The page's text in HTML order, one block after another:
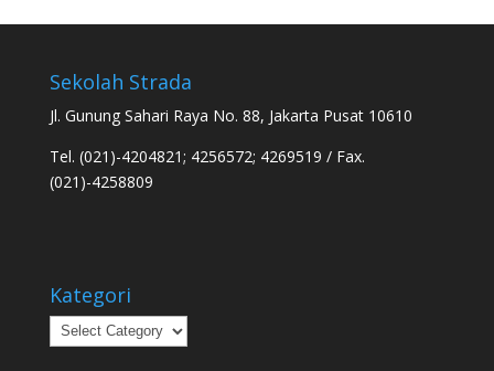
Sekolah Strada
Jl. Gunung Sahari Raya No. 88, Jakarta Pusat 10610
Tel. (021)-4204821; 4256572; 4269519 / Fax.
(021)-4258809
Kategori
Kategori